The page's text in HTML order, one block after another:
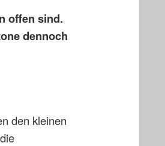
offen sind.
dennoch
den kleinen